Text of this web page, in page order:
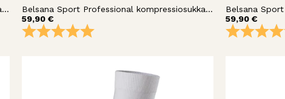
Belsana Sport Professional kompressiosukka polvi
Belsana Sport Professional kompressiosukka polvi
59,90 €
Arvio:
59,90 €
Arvio: